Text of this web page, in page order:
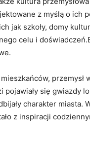
z myślą o ich
jak szkoły, domy
celu i
przemysł
się gwiazdy
charakter miasta.
z inspiracji